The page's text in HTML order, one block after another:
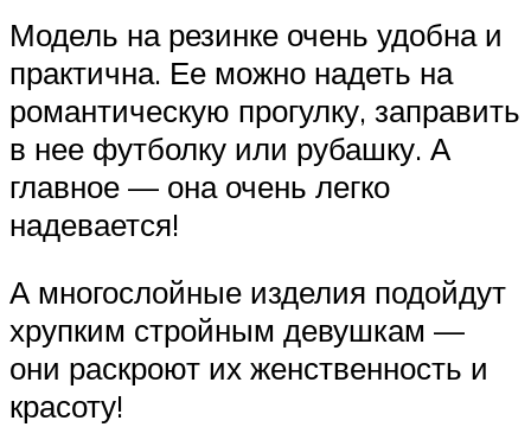
Модель на резинке очень удобна и
практична. Ее можно надеть на
романтическую прогулку, заправить
в нее футболку или рубашку. А
главное — она очень легко
надевается!
А многослойные изделия подойдут
хрупким стройным девушкам —
они раскроют их женственность и
красоту!